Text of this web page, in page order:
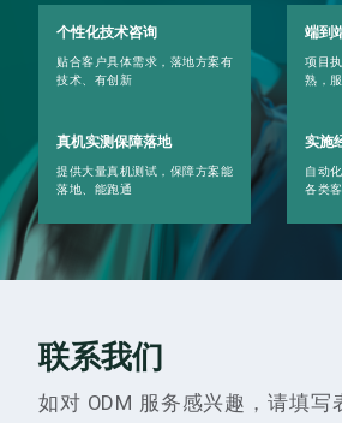
个性化技术咨询
贴合客户具体需求，落地方案有
技术、有创新
端到
项目
熟，
真机实测保障落地
提供大量真机测试，保障方案能
落地、能跑通
实施
自动
各类
联系我们
如对 ODM 服务感兴趣，请填写